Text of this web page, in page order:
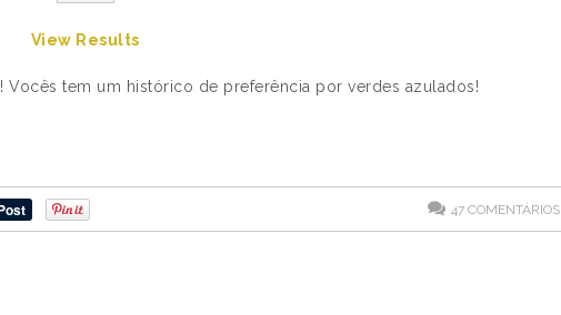
View Results
! Vocês tem um histórico de preferência por verdes azulados!
47 COMENTÁRIOS